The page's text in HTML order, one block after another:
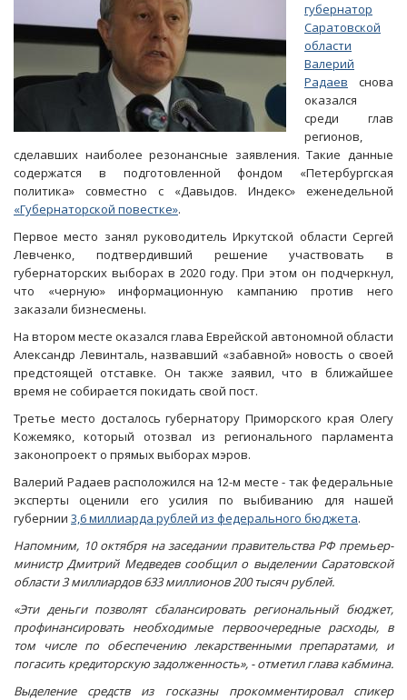
губернатор
Саратовской
области
Валерий
Радаев снова
оказался
среди глав
регионов,
сделавших наиболее резонансные заявления. Такие данные
содержатся в подготовленной фондом «Петербургская
политика» совместно с «Давыдов. Индекс» еженедельной
«Губернаторской повестке».
Первое место занял руководитель Иркутской области Сергей
Левченко, подтвердивший решение участвовать в
губернаторских выборах в 2020 году. При этом он подчеркнул,
что «черную» информационную кампанию против него
заказали бизнесмены.
На втором месте оказался глава Еврейской автономной области
Александр Левинталь, назвавший «забавной» новость о своей
предстоящей отставке. Он также заявил, что в ближайшее
время не собирается покидать свой пост.
Третье место досталось губернатору Приморского края Олегу
Кожемяко, который отозвал из регионального парламента
законопроект о прямых выборах мэров.
Валерий Радаев расположился на 12-м месте - так федеральные
эксперты оценили его усилия по выбиванию для нашей
губернии 3,6 миллиарда рублей из федерального бюджета.
Напомним, 10 октября на заседании правительства РФ премьер-
министр Дмитрий Медведев сообщил о выделении Саратовской
области 3 миллиардов 633 миллионов 200 тысяч рублей.
«Эти деньги позволят сбалансировать региональный бюджет,
профинансировать необходимые первоочередные расходы, в
том числе по обеспечению лекарственными препаратами, и
погасить кредиторскую задолженность», - отметил глава кабмина.
Выделение средств из госказны прокомментировал спикер